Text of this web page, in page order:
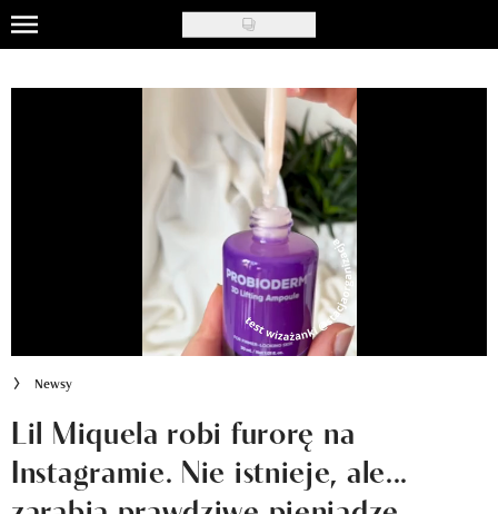
Skip
to
main
Newsy
Newsy
Lil Miquela robi furorę na
Instagramie. Nie istnieje, ale...